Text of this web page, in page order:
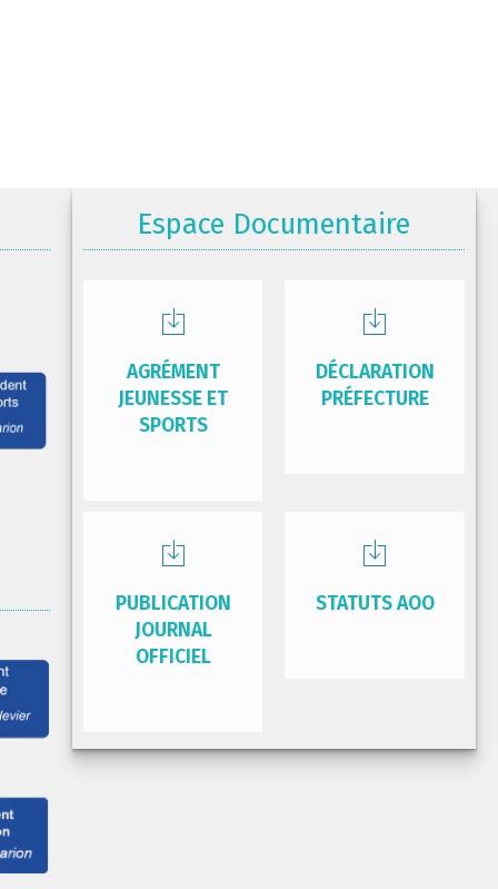
Espace Documentaire
AGRÉMENT
JEUNESSE ET
SPORTS
DÉCLARATION
PRÉFECTURE
PUBLICATION
JOURNAL
OFFICIEL
STATUTS AOO